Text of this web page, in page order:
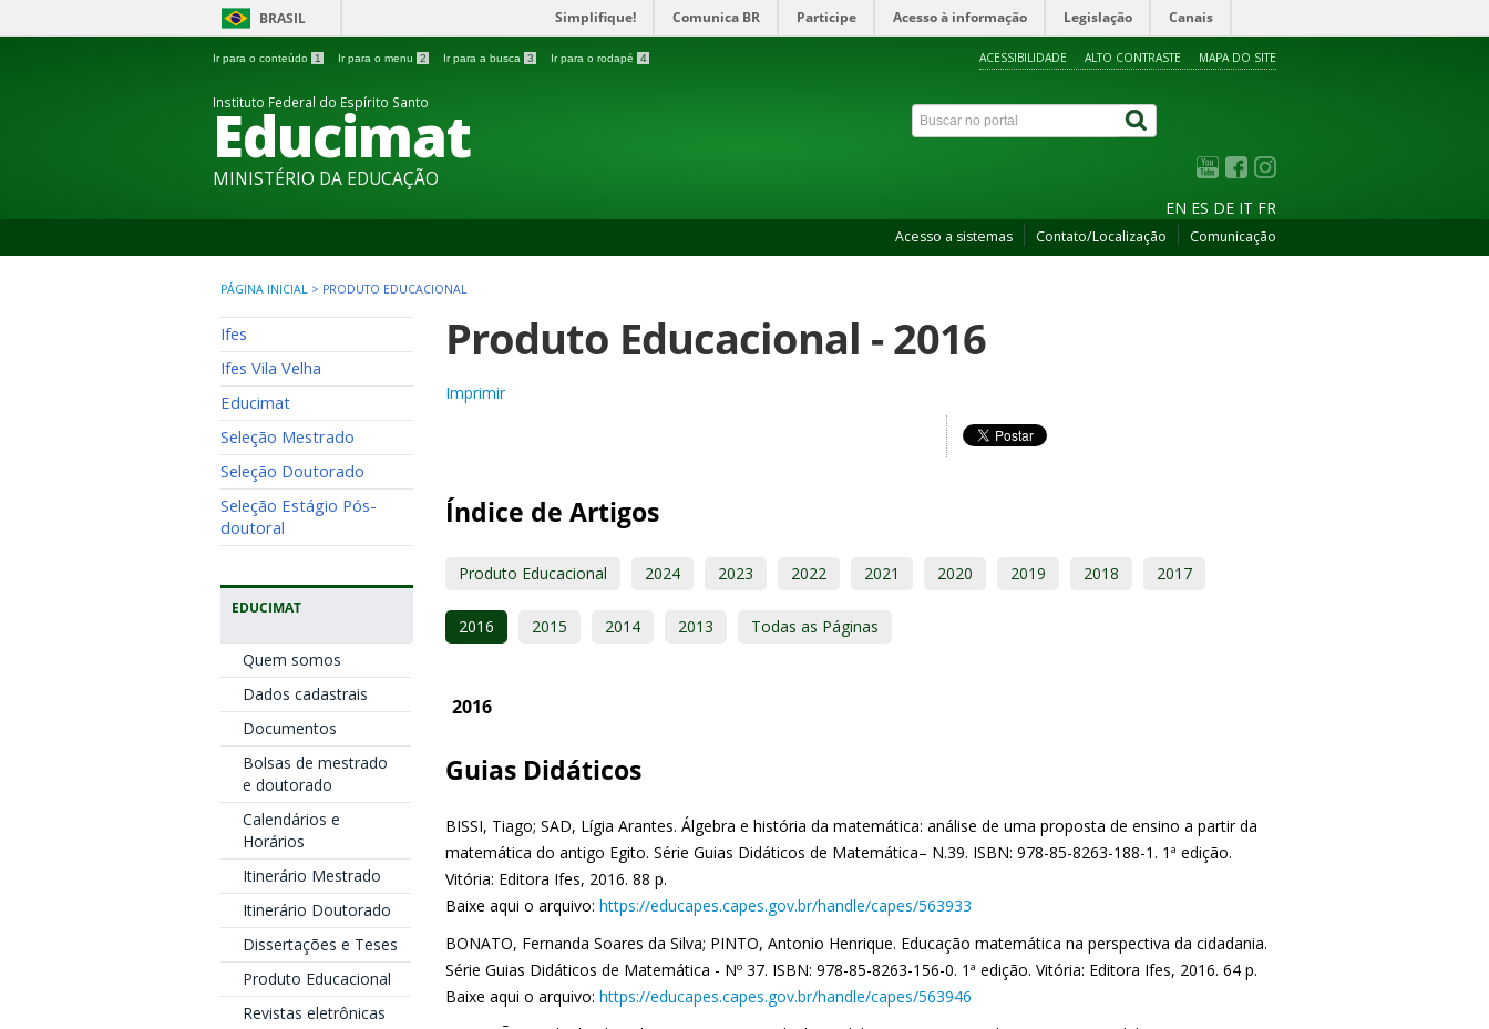
BRASIL Simplifique! Comunica BR Participe Acesso à informação Legislação Canais
Ir para o conteúdo 1 Ir para o menu 2 Ir para a busca 3 Ir para o rodapé 4 ACESSIBILIDADE ALTO CONTRASTE MAPA DO SITE
Instituto Federal do Espírito Santo
Educimat
MINISTÉRIO DA EDUCAÇÃO
EN ES DE IT FR
Acesso a sistemas Contato/Localização Comunicação
PÁGINA INICIAL > PRODUTO EDUCACIONAL
Ifes
Ifes Vila Velha
Educimat
Seleção Mestrado
Seleção Doutorado
Seleção Estágio Pós-
doutoral
EDUCIMAT
Quem somos
Dados cadastrais
Documentos
Bolsas de mestrado
e doutorado
Calendários e
Horários
Itinerário Mestrado
Itinerário Doutorado
Dissertações e Teses
Produto Educacional
Revistas eletrônicas
Produto Educacional - 2016
Imprimir
Índice de Artigos
Produto Educacional 2024 2023 2022 2021 2020 2019 2018 2017
2016 2015 2014 2013 Todas as Páginas
2016
Guias Didáticos
BISSI, Tiago; SAD, Lígia Arantes. Álgebra e história da matemática: análise de uma proposta de ensino a partir da
matemática do antigo Egito. Série Guias Didáticos de Matemática– N.39. ISBN: 978-85-8263-188-1. 1ª edição.
Vitória: Editora Ifes, 2016. 88 p.
Baixe aqui o arquivo: https://educapes.capes.gov.br/handle/capes/563933
BONATO, Fernanda Soares da Silva; PINTO, Antonio Henrique. Educação matemática na perspectiva da cidadania.
Série Guias Didáticos de Matemática - Nº 37. ISBN: 978-85-8263-156-0. 1ª edição. Vitória: Editora Ifes, 2016. 64 p.
Baixe aqui o arquivo: https://educapes.capes.gov.br/handle/capes/563946